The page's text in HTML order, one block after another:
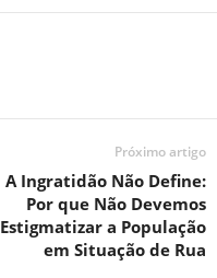
Próximo artigo
A Ingratidão Não Define:
Por que Não Devemos
Estigmatizar a População
em Situação de Rua